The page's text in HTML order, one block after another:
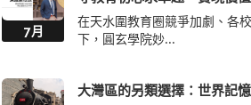
7月
在天水圍教育圈競爭加劇、各
下，圓玄學院妙...
大灣區的另類選擇：世界記